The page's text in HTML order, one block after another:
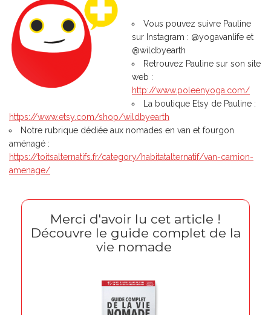
Vous pouvez suivre Pauline
sur Instagram : @yogavanlife et
@wildbyearth
Retrouvez Pauline sur son site
web :
http://www.poleenyoga.com/
La boutique Etsy de Pauline :
https://www.etsy.com/shop/wildbyearth
Notre rubrique dédiée aux nomades en van et fourgon
aménagé :
https://toitsalternatifs.fr/category/habitatalternatif/van-camion-
amenage/
Merci d'avoir lu cet article !
Découvre le guide complet de la
vie nomade